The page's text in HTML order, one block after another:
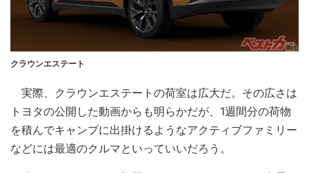
クラウンエステート
実際、クラウンエステートの荷室は広大だ。その広さは
トヨタの公開した動画からも明らかだが、1週間分の荷物
を積んでキャンプに出掛けるようなアクティブファミリー
などには最適のクルマといっていいだろう。